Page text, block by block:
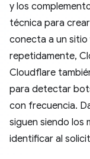
y los
técnica para
conecta a un sitio
repetidamente,
Cloudflare
para detectar
con frecuencia.
siguen siendo los
identificar al